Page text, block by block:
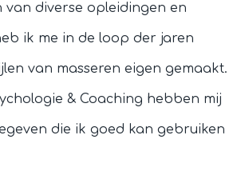
diverse opleidingen en
ik me in de loop der jaren
van masseren eigen gemaakt.
& Coaching hebben mij
die ik goed kan gebruiken